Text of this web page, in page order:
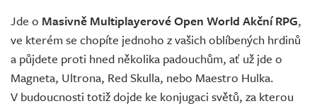
Jde o Masivně Multiplayerové Open World Akční RPG,
ve kterém se chopíte jednoho z vašich oblíbených hrdinů
a půjdete proti hned několika padouchům, ať už jde o
Magneta, Ultrona, Red Skulla, nebo Maestro Hulka.
V budoucnosti totiž dojde ke konjugaci světů, za kterou